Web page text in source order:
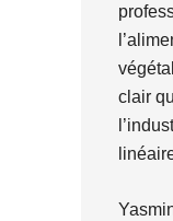
clair